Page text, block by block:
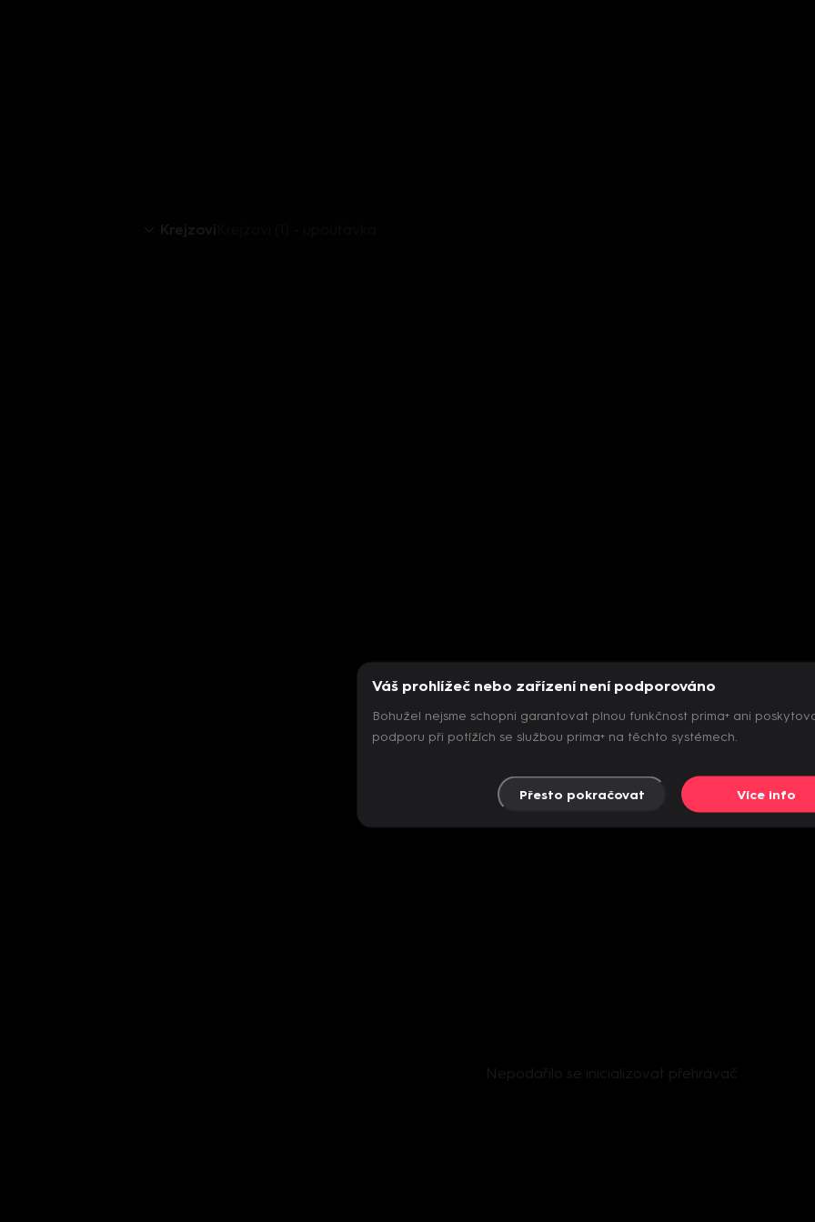
Nepodařilo se inicializovat přehrávač
Váš prohlížeč nebo zařízení není podporováno
Bohužel nejsme schopni garantovat plnou funkčnost prima+ ani
podporu při potížích se službou prima+ na těchto systémech.
Přesto pokračovat Více info